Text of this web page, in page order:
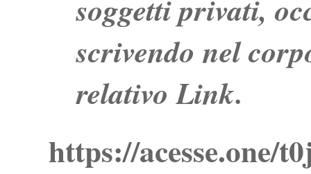
soggetti privati,
scrivendo nel
relativo Link.
https://acesse.one/